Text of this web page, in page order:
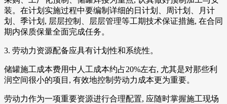
装。在计划实施过程中要编制详细的日计划、周计划、月计
划、季计划, 层层控制、层层管理等工期技术保证措施, 在合同
期内保质保量全面完成任务。
3. 劳动力资源配备应具有计划性和系统性。
储罐施工成本费用中人工成本约占20%左右, 尤其是对那些利
润空间很小的项目, 有效地控制劳动力成本更为重要。
劳动力作为一项重要资源进行合理配置, 应随时掌握施工现场